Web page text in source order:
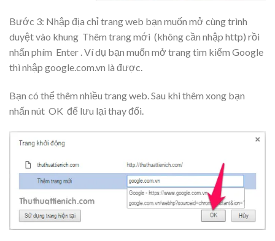
Bước 3: Nhập địa chỉ trang web bạn muốn mở cùng trình
duyệt vào khung Thêm trang mới (không cần nhập http) rồi
nhấn phím Enter . Ví dụ bạn muốn mở trang tìm kiếm Google
thì nhập google.com.vn là được.
Bạn có thể thêm nhiều trang web. Sau khi thêm xong bạn
nhấn nút OK để lưu lại thay đổi.